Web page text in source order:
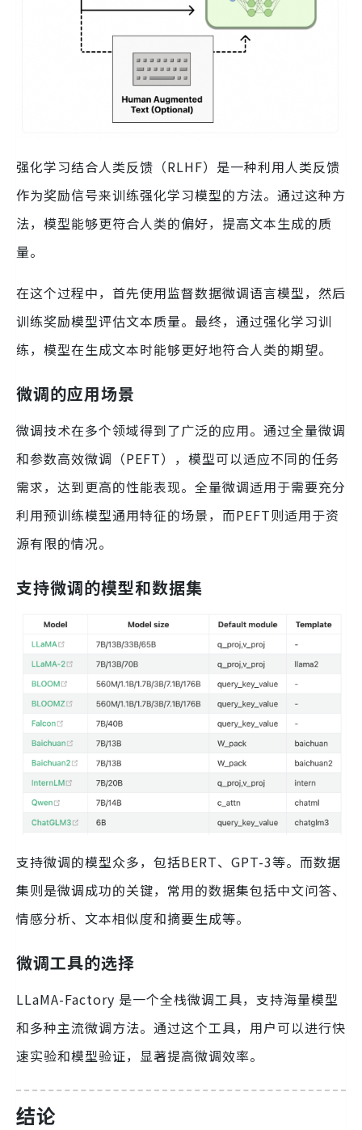
强化学习结合人类反馈（RLHF）是一种利用人类反馈
作为奖励信号来训练强化学习模型的方法。通过这种方
法，模型能够更符合人类的偏好，提高文本生成的质
量。
在这个过程中，首先使用监督数据微调语言模型，然后
训练奖励模型评估文本质量。最终，通过强化学习训
练，模型在生成文本时能够更好地符合人类的期望。
微调的应用场景
微调技术在多个领域得到了广泛的应用。通过全量微调
和参数高效微调（PEFT），模型可以适应不同的任务
需求，达到更高的性能表现。全量微调适用于需要充分
利用预训练模型通用特征的场景，而PEFT则适用于资
源有限的情况。
支持微调的模型和数据集
支持微调的模型众多，包括BERT、GPT-3等。而数据
集则是微调成功的关键，常用的数据集包括中文问答、
情感分析、文本相似度和摘要生成等。
微调工具的选择
LLaMA-Factory 是一个全栈微调工具，支持海量模型
和多种主流微调方法。通过这个工具，用户可以进行快
速实验和模型验证，显著提高微调效率。
结论